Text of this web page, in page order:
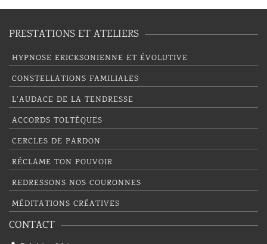
PRESTATIONS ET ATELIERS
HYPNOSE ERICKSONIENNE ET ÉVOLUTIVE
CONSTELLATIONS FAMILIALES
L’AUDACE DE LA TENDRESSE
ACCORDS TOLTÈQUES
CERCLES DE PARDON
RÉCLAME TON POUVOIR
REDRESSONS NOS COURONNES
MÉDITATIONS CRÉATIVES
CONTACT